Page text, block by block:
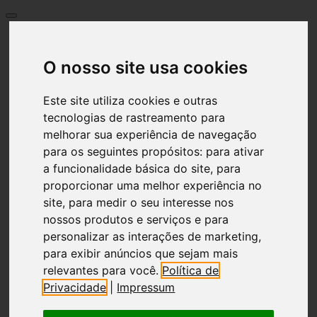
O nosso site usa cookies
Este site utiliza cookies e outras
tecnologias de rastreamento para
melhorar sua experiência de navegação
para os seguintes propósitos: para ativar
a funcionalidade básica do site, para
proporcionar uma melhor experiência no
site, para medir o seu interesse nos
nossos produtos e serviços e para
personalizar as interações de marketing,
para exibir anúncios que sejam mais
relevantes para você. Política de
Privacidade
Impressum
Idioma
English
العربية
Български език
Français
Greece
Italiano
Hrvatski
Nederlands
Português
limba română
Русский
Español
Česky
Türkçe
Український